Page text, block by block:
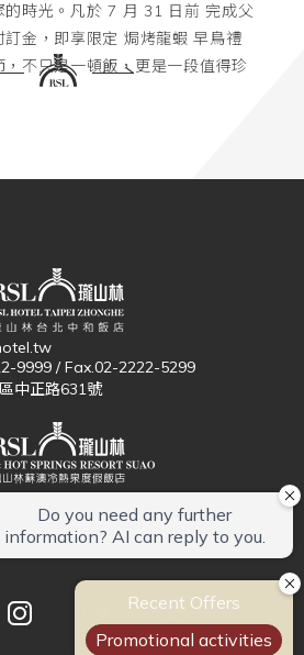
的時光。凡於 7 月 31 日前 完成父
金，即享限定 焗烤龍蝦 早鳥禮
不只是一頓飯，更是一段值得珍
9999 / Fax.02-2222-5299
中正路631號
6666 / Fax.03-996-6000
鎮中原路301號